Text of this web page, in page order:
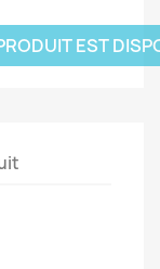
EST